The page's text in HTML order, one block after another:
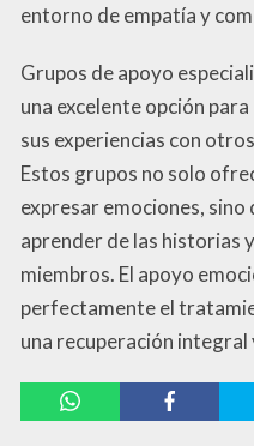
entorno de empatía y
Grupos de apoyo
una excelente opción
sus experiencias con
Estos grupos no solo
expresar emociones,
aprender de las historias
miembros. El apoyo
perfectamente el
una recuperación integral